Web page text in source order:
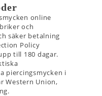
online
och
säker betalning
Policy
till 180 dagar.
piercingsmycken i
Western Union,